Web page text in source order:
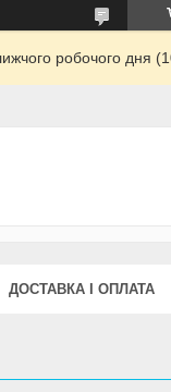
робочого дня
ДОСТАВКА І ОПЛАТА